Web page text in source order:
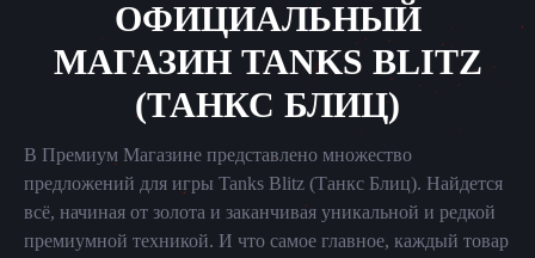
ОФИЦИАЛЬНЫЙ
МАГАЗИН TANKS BLITZ
(ТАНКС БЛИЦ)
В Премиум Магазине представлено множество
предложений для игры Tanks Blitz (Танкс Блиц). Найдется
всё, начиная от золота и заканчивая уникальной и редкой
премиумной техникой. И что самое главное, каждый товар